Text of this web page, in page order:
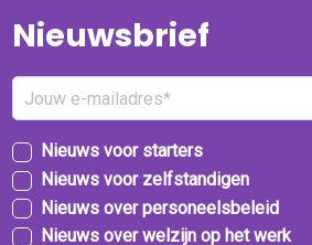
Nieuwsbrief
Nieuws voor starters
Nieuws voor zelfstandigen
Nieuws over personeelsbeleid
Nieuws over welzijn op het werk